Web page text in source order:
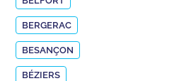
BERGERAC
BESANÇON
BÉZIERS